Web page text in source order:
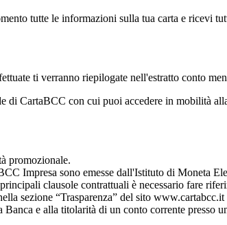
tutte le informazioni sulla tua carta e ricevi
ti verranno riepilogate nell'estratto conto
di CartaBCC con cui puoi accedere in mobilità
promozionale.
Impresa sono emesse dall'Istituto di Moneta
clausole contrattuali è necessario fare
sezione “Trasparenza” del sito
Banca e alla titolarità di un conto corrente presso